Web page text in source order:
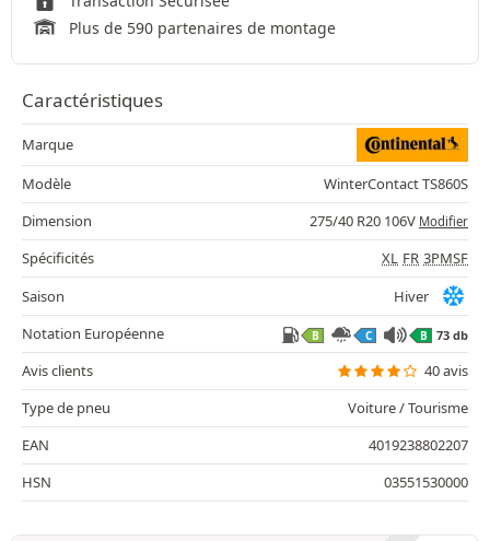
Plus de 590 partenaires de montage
Caractéristiques
Marque
Modèle
WinterContact TS860S
Dimension
275/40 R20 106V Modifier
Spécificités XL FR 3PMSF
Saison
Hiver
Notation Européenne
B C B 73 db
Avis clients
40 avis
Type de pneu
Voiture / Tourisme
EAN
4019238802207
HSN
03551530000